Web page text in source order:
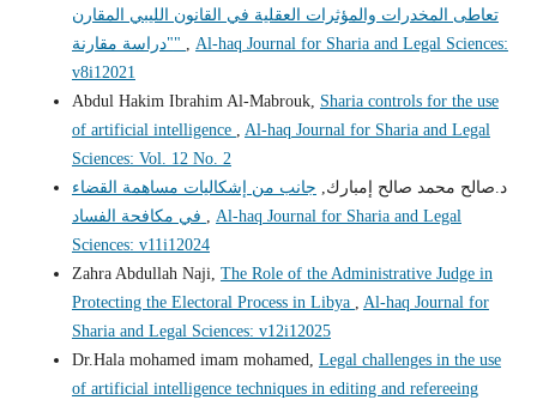
تعاطى المخدرات والمؤثرات العقلية في القانون الليبي المقارن
"دراسة مقارنة"
Al-haq Journal for Sharia and Legal Sciences:
v8i12021
Abdul Hakim Ibrahim Al-Mabrouk, Sharia controls for the use
of artificial intelligence
Al-haq Journal for Sharia and Legal
Sciences: Vol. 12 No. 2
د.صالح محمد صالح إمبارك, جانب من إشكاليات مساهمة القضاء
Al-haq Journal for Sharia and Legal
Sciences: v11i12024
Zahra Abdullah Naji, The Role of the Administrative Judge in
Protecting the Electoral Process in Libya
Al-haq Journal for
Sharia and Legal Sciences: v12i12025
Dr.Hala mohamed imam mohamed, Legal challenges in the use
of artificial intelligence techniques in editing and refereeing